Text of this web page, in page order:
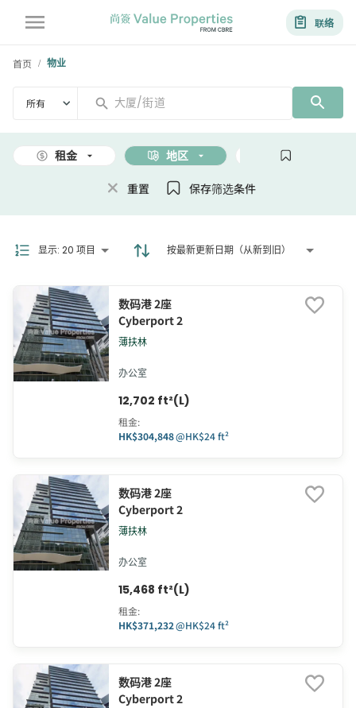
联络
首页 / 物业
所有
租金 地区 面积
重置 保存筛选条件
显示: 20 项目 按最新更新日期（从新到旧）
数码港 2座
Cyberport 2
薄扶林
办公室
12,702 ft²(L)
租金:
HK$304,848@HK$24 ft²
数码港 2座
Cyberport 2
薄扶林
办公室
15,468 ft²(L)
租金:
HK$371,232@HK$24 ft²
数码港 2座
Cyberport 2